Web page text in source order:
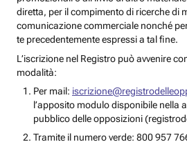
diretta, per il compimento di ricerche di
comunicazione commerciale nonché
te precedentemente espressi a tal fine.
L’iscrizione nel Registro può avvenire
modalità:
Per mail:
l’apposito modulo disponibile nella
pubblico delle opposizioni
Tramite il numero verde: 800 957